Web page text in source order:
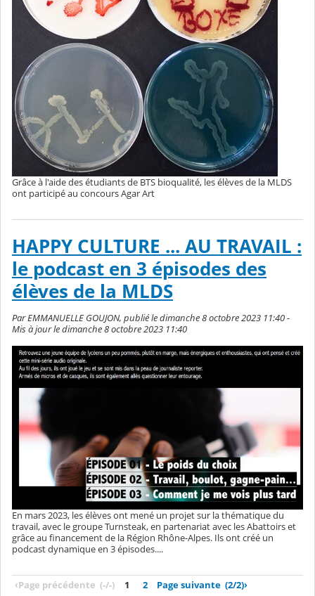
Grâce à l'aide des étudiants de BTS bioqualité, les élèves de la MLDS
ont participé au concours Agar Art
HAPPY CULTURE ... AU TRAVAIL :
le podcast en 3 épisodes des
élèves de la MLDS
Par EMMANUELLE GOUJON, publié le dimanche 8 octobre 2023 11:40 -
Mis à jour le dimanche 8 octobre 2023 11:40
En mars 2023, les élèves ont mené un projet sur la thématique du
travail, avec le groupe Turnsteak, en partenariat avec les Abattoirs et
grâce au financement de la Région Rhône-Alpes. Ils ont créé un
podcast dynamique en 3 épisodes....
‹Page précédente (-/-) 1 2 Page suivante (2/2)›